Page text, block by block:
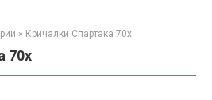
» Кричалки Спартака 70x
70x